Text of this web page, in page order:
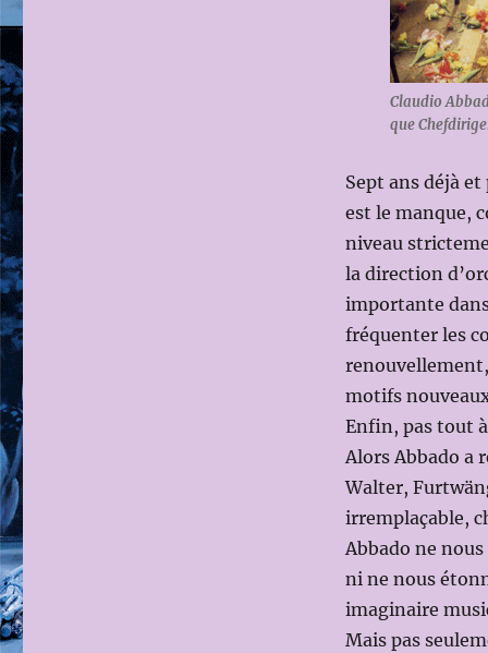
Claudio
que
Sept ans déjà
est le manque,
niveau
la direction
importante
fréquenter les
motifs
Enfin, pas tout
Alors Abbado a
Walter,
irremplaçable,
Abbado ne
ni ne nous
imaginaire
Mais pas